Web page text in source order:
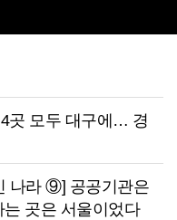
곳 모두 대구에… 경
나라 ⑨] 공공기관은
곳은 서울이었다